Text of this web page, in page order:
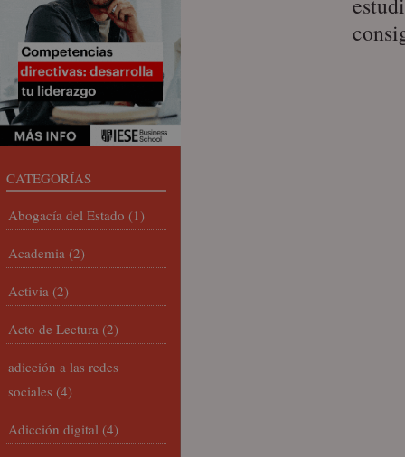
CATEGORÍAS
Abogacía del Estado (1)
Academia (2)
Activia (2)
Acto de Lectura (2)
adicción a las redes
sociales (4)
Adicción digital (4)